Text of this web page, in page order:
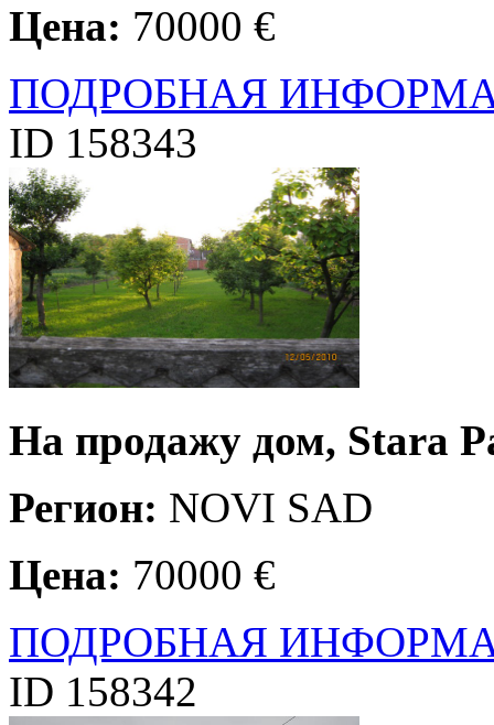
Цена: 70000 €
ПОДРОБНАЯ
ID 158343
На продажу дом, Stara
Регион: NOVI SAD
Цена: 70000 €
ПОДРОБНАЯ
ID 158342